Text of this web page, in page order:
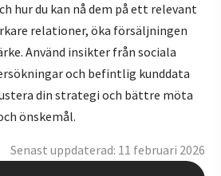
hur du kan nå dem på ett relevant
relationer, öka försäljningen
Använd insikter från sociala
och befintlig kunddata
din strategi och bättre möta
önskemål.
Senast uppdaterad: 11 februari 2026